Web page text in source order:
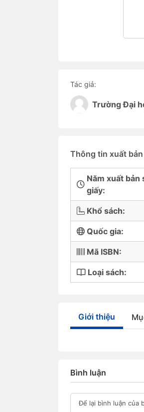
Tác giả:
Trường Đại
Thông tin xuất bản
Năm xuất bản
giấy:
Khổ sách:
Quốc gia:
Mã ISBN:
Loại sách:
Giới thiệu
Bình luận